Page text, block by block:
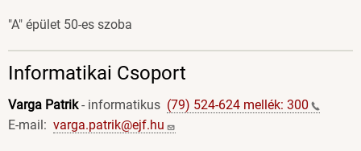
"A" épület 50-es szoba
Informatikai Csoport
Varga Patrik- informatikus (79) 524-624 mellék: 300
E-mail: varga.patrik@ejf.hu